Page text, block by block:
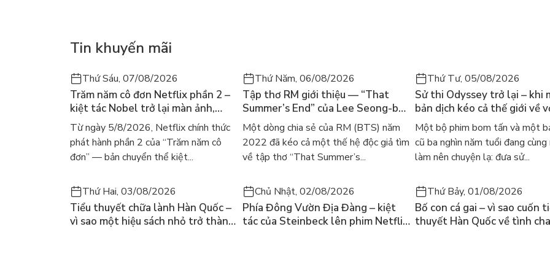
Tin khuyến mãi
Thứ Sáu, 07/08/2026
Trăm năm cô đơn Netflix phần 2 –
kiệt tác Nobel trở lại màn ảnh,
dòng người tìm đọc lại García
Márquez
Từ ngày 5/8/2026, Netflix chính thức
phát hành phần 2 của “Trăm năm cô
đơn” — bản chuyển thể kiệt...
Thứ Năm, 06/08/2026
Tập thơ RM giới thiệu — “That
Summer’s End” của Lee Seong-bok
ra mắt bản tiếng Anh sau 4 năm
gây sốt
Một dòng chia sẻ của RM (BTS) năm
2022 đã kéo cả một thế hệ độc giả tìm
về tập thơ “That Summer’s...
Thứ Tư, 05/08/2026
Sử thi Odyssey trở lại – khi
bản dịch kéo cả thế giới về
học kinh điển
Một bộ phim bom tấn và một
cũ ba nghìn năm tuổi đang cùng
làm nên chuyện lạ: đưa sử...
Thứ Hai, 03/08/2026
Tiểu thuyết chữa lành Hàn Quốc –
vì sao một hiệu sách nhỏ trở thành
Chủ Nhật, 02/08/2026
Phía Đông Vườn Địa Đàng – kiệt
tác của Steinbeck lên phim Netflix
Thứ Bảy, 01/08/2026
Bố con cá gai – vì sao cuốn
thuyết Hàn Quốc về tình